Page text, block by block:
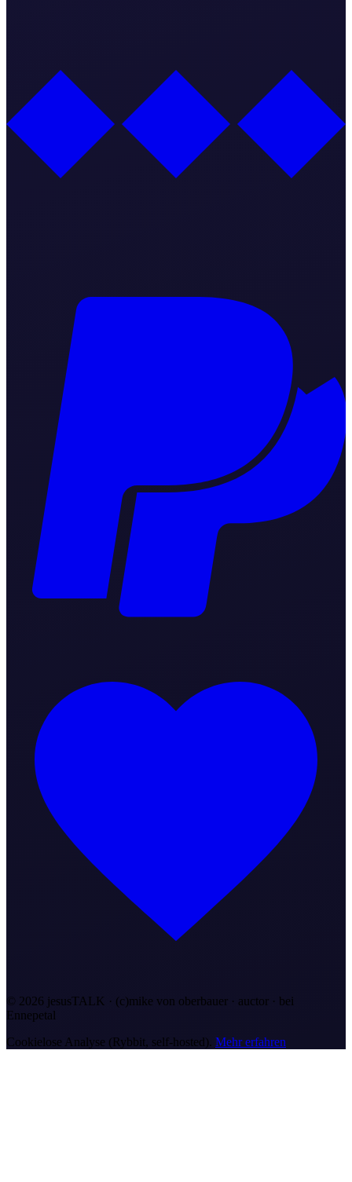
© 2026 jesusTALK · (c)mike von oberbauer · auctor · bei
Ennepetal
Cookielose Analyse (Rybbit, self-hosted). Mehr erfahren